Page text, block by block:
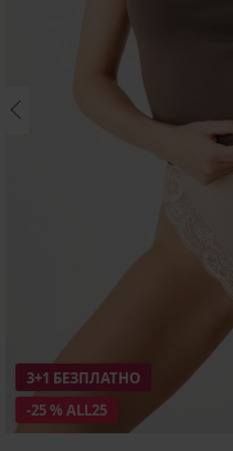
-25 % ALL25
3+1 БЕЗПЛАТНО